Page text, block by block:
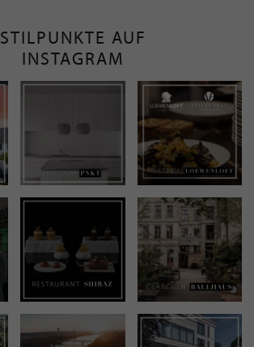
STILPUNKTE AUF
INSTAGRAM